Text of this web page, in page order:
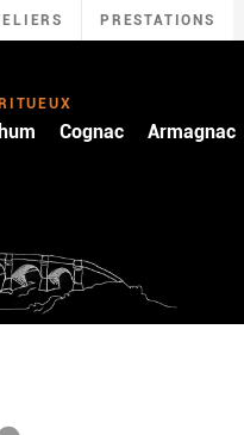
PRESTATIONS
Cognac Armagnac